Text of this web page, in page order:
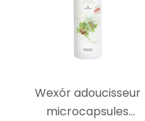
Wexór adoucisseur
microcapsules